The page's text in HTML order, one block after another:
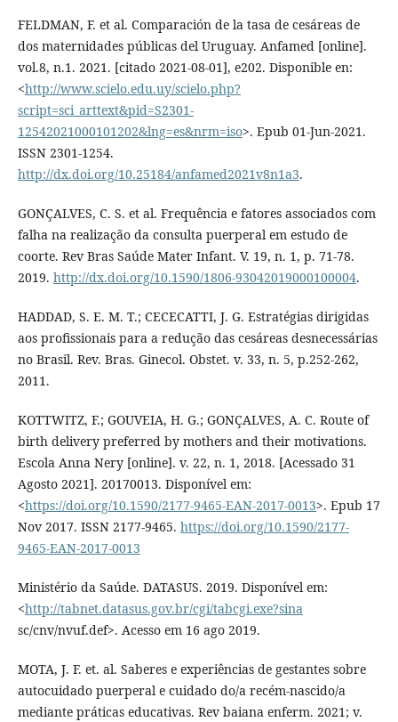
FELDMAN, F. et al. Comparación de la tasa de cesáreas de
dos maternidades públicas del Uruguay. Anfamed [online].
vol.8, n.1. 2021. [citado 2021-08-01], e202. Disponible en:
<http://www.scielo.edu.uy/scielo.php?
script=sci_arttext&pid=S2301-
12542021000101202&lng=es&nrm=iso>. Epub 01-Jun-2021.
ISSN 2301-1254.
http://dx.doi.org/10.25184/anfamed2021v8n1a3.
GONÇALVES, C. S. et al. Frequência e fatores associados com
falha na realização da consulta puerperal em estudo de
coorte. Rev Bras Saúde Mater Infant. V. 19, n. 1, p. 71-78.
2019. http://dx.doi.org/10.1590/1806-93042019000100004.
HADDAD, S. E. M. T.; CECECATTI, J. G. Estratégias dirigidas
aos profissionais para a redução das cesáreas desnecessárias
no Brasil. Rev. Bras. Ginecol. Obstet. v. 33, n. 5, p.252-262,
2011.
KOTTWITZ, F.; GOUVEIA, H. G.; GONÇALVES, A. C. Route of
birth delivery preferred by mothers and their motivations.
Escola Anna Nery [online]. v. 22, n. 1, 2018. [Acessado 31
Agosto 2021]. 20170013. Disponível em:
<https://doi.org/10.1590/2177-9465-EAN-2017-0013>. Epub 17
Nov 2017. ISSN 2177-9465. https://doi.org/10.1590/2177-
9465-EAN-2017-0013
Ministério da Saúde. DATASUS. 2019. Disponível em:
<http://tabnet.datasus.gov.br/cgi/tabcgi.exe?sina
sc/cnv/nvuf.def>. Acesso em 16 ago 2019.
MOTA, J. F. et. al. Saberes e experiências de gestantes sobre
autocuidado puerperal e cuidado do/a recém-nascido/a
mediante práticas educativas. Rev baiana enferm. 2021; v.